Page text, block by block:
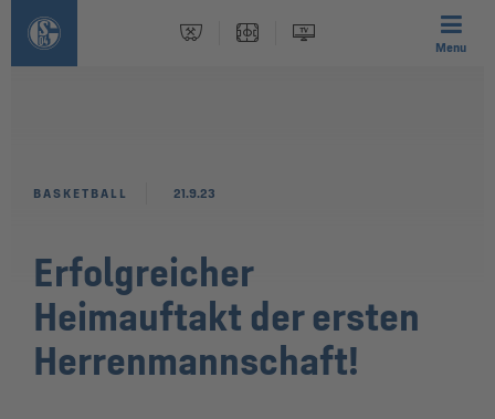
Menu
Erfolgreicher
Heimauftakt der ersten
Herrenmannschaft!
BASKETBALL 21.9.23